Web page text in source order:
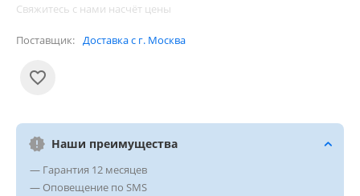
Свяжитесь с нами насчёт цены
Поставщик: Доставка с г. Москва
Наши преимущества
— Гарантия 12 месяцев
— Оповещение по SMS